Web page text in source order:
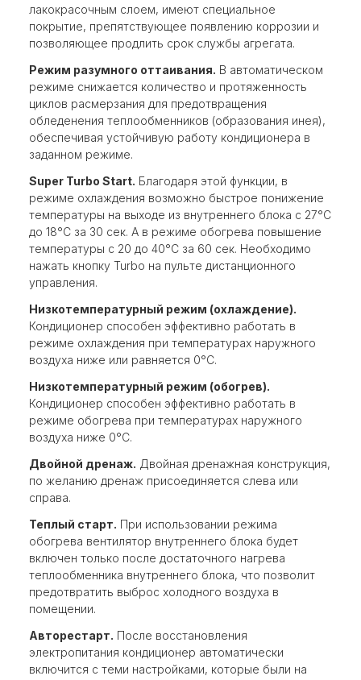
лакокрасочным слоем, имеют специальное
покрытие, препятствующее появлению коррозии и
позволяющее продлить срок службы агрегата.
Режим разумного оттаивания. В автоматическом
режиме снижается количество и протяженность
циклов расмерзания для предотвращения
обледенения теплообменников (образования инея),
обеспечивая устойчивую работу кондиционера в
заданном режиме.
Super Turbo Start. Благодаря этой функции, в
режиме охлаждения возможно быстрое понижение
температуры на выходе из внутреннего блока с 27°С
до 18°С за 30 сек. А в режиме обогрева повышение
температуры с 20 до 40°С за 60 сек. Необходимо
нажать кнопку Turbo на пульте дистанционного
управления.
Низкотемпературный режим (охлаждение).
Кондиционер способен эффективно работать в
режиме охлаждения при температурах наружного
воздуха ниже или равняется 0°С.
Низкотемпературный режим (обогрев).
Кондиционер способен эффективно работать в
режиме обогрева при температурах наружного
воздуха ниже 0°С.
Двойной дренаж. Двойная дренажная конструкция,
по желанию дренаж присоединяется слева или
справа.
Теплый старт. При использовании режима
обогрева вентилятор внутреннего блока будет
включен только после достаточного нагрева
теплообменника внутреннего блока, что позволит
предотвратить выброс холодного воздуха в
помещении.
Авторестарт. После восстановления
электропитания кондиционер автоматически
включится с теми настройками, которые были на